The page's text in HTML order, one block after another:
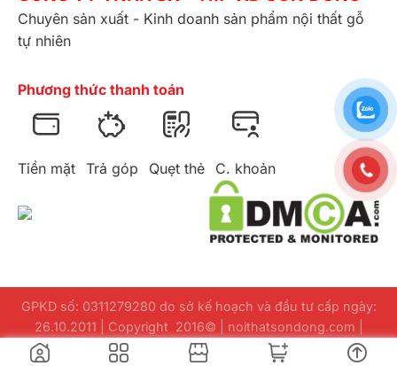
Chuyên sản xuất - Kinh doanh sản phẩm nội thất gỗ
tự nhiên
Phương thức thanh toán
Tiền mặt Trả góp Quẹt thẻ C. khoản
GPKD số: 0311279280 do sở kế hoạch và đầu tư cấp ngày:
26.10.2011 | Copyright 2016© | noithatsondong.com |
Design
webuuviet.com